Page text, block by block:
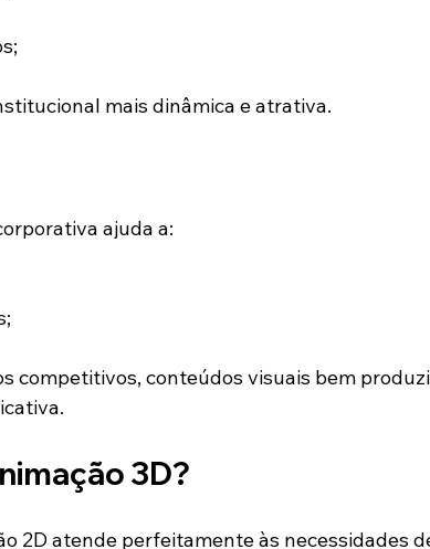
mais dinâmica e atrativa.
ajuda a:
competitivos, conteúdos visuais bem
3D?
2D atende perfeitamente às necessidades